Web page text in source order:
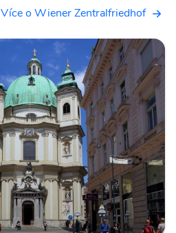
Více o Wiener Zentralfriedhof